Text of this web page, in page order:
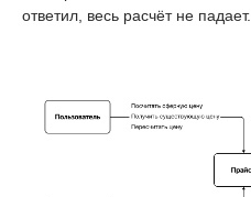
ответил, весь расчёт не падает.